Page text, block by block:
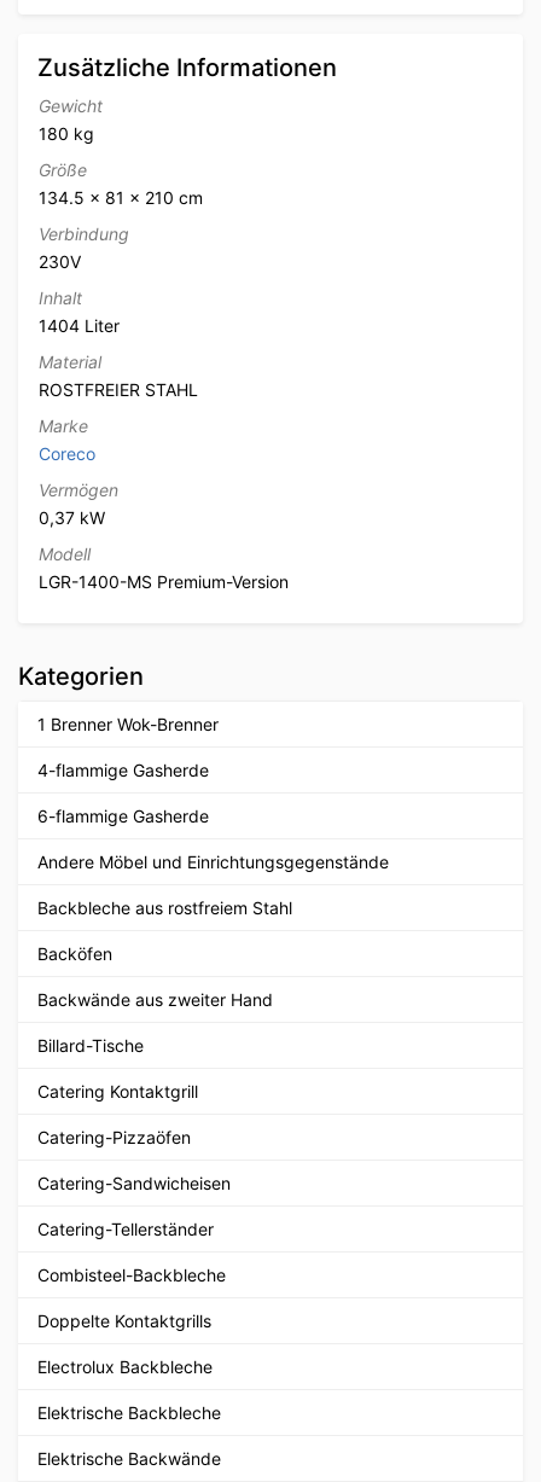
Zusätzliche Informationen
Gewicht
180 kg
Größe
134.5 × 81 × 210 cm
Verbindung
230V
Inhalt
1404 Liter
Material
ROSTFREIER STAHL
Marke
Coreco
Vermögen
0,37 kW
Modell
LGR-1400-MS Premium-Version
Kategorien
1 Brenner Wok-Brenner
4-flammige Gasherde
6-flammige Gasherde
Andere Möbel und Einrichtungsgegenstände
Backbleche aus rostfreiem Stahl
Backöfen
Backwände aus zweiter Hand
Billard-Tische
Catering Kontaktgrill
Catering-Pizzaöfen
Catering-Sandwicheisen
Catering-Tellerständer
Combisteel-Backbleche
Doppelte Kontaktgrills
Electrolux Backbleche
Elektrische Backbleche
Elektrische Backwände